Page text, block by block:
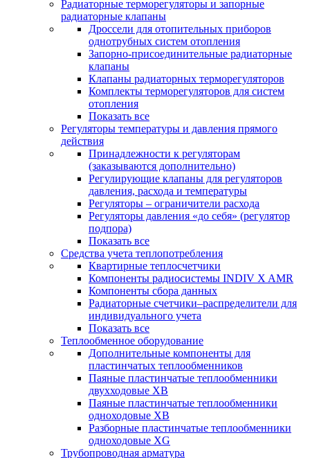
Радиаторные терморегуляторы и запорные
радиаторные клапаны
Дроссели для отопительных приборов
однотрубных систем отопления
Запорно-присоединительные радиаторные
клапаны
Клапаны радиаторных терморегуляторов
Комплекты терморегуляторов для систем
отопления
Показать все
Регуляторы температуры и давления прямого
действия
Принадлежности к регуляторам
(заказываются дополнительно)
Регулирующие клапаны для регуляторов
давления, расхода и температуры
Регуляторы – ограничители расхода
Регуляторы давления «до себя» (регулятор
подпора)
Показать все
Средства учета теплопотребления
Квартирные теплосчетчики
Компоненты радиосистемы INDIV X AMR
Компоненты сбора данных
Радиаторные счетчики–распределители для
индивидуального учета
Показать все
Теплообменное оборудование
Дополнительные компоненты для
пластинчатых теплообменников
Паяные пластинчатые теплообменники
двухходовые XB
Паяные пластинчатые теплообменники
одноходовые ХВ
Разборные пластинчатые теплообменники
одноходовые ХG
Трубопроводная арматура